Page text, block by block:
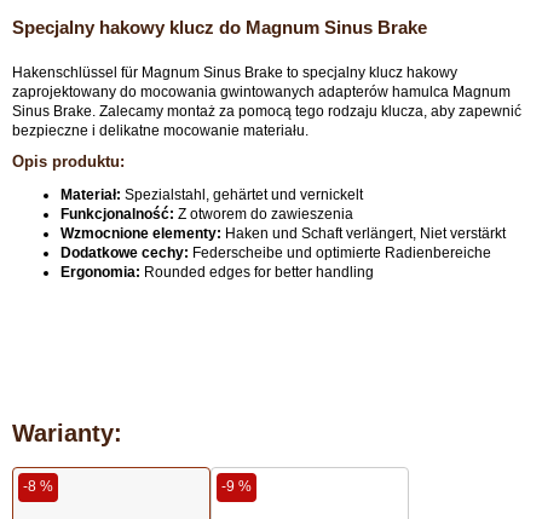
Specjalny hakowy klucz do Magnum Sinus Brake
Hakenschlüssel für Magnum Sinus Brake to specjalny klucz hakowy
zaprojektowany do mocowania gwintowanych adapterów hamulca Magnum
Sinus Brake. Zalecamy montaż za pomocą tego rodzaju klucza, aby zapewnić
bezpieczne i delikatne mocowanie materiału.
Opis produktu:
Materiał: Spezialstahl, gehärtet und vernickelt
Funkcjonalność: Z otworem do zawieszenia
Wzmocnione elementy: Haken und Schaft verlängert, Niet verstärkt
Dodatkowe cechy: Federscheibe und optimierte Radienbereiche
Ergonomia: Rounded edges for better handling
Warianty:
-8 % -9 %